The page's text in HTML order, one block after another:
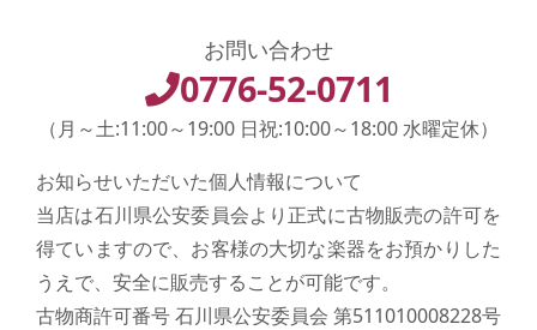
お問い合わせ
0776-52-0711
（月～土:11:00～19:00 日祝:10:00～18:00 水曜定休）
お知らせいただいた個人情報について
当店は石川県公安委員会より正式に古物販売の許可を
得ていますので、お客様の大切な楽器をお預かりした
うえで、安全に販売することが可能です。
古物商許可番号 石川県公安委員会 第511010008228号